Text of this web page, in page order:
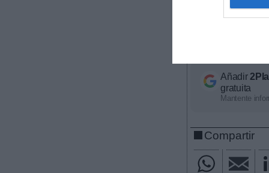
ligas
competición,
con nosotros
Añadir
gratuita
Mantente
Compartir